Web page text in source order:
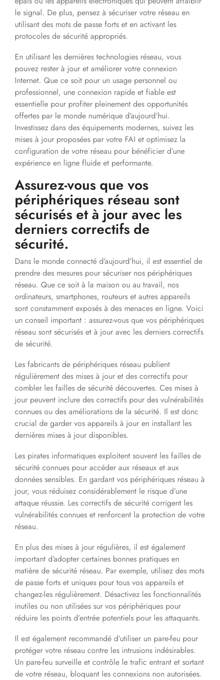
le signal. De plus, pensez à sécuriser votre réseau en
utilisant des mots de passe forts et en activant les
protocoles de sécurité appropriés.
En utilisant les dernières technologies réseau, vous
pouvez rester à jour et améliorer votre connexion
Internet. Que ce soit pour un usage personnel ou
professionnel, une connexion rapide et fiable est
essentielle pour profiter pleinement des opportunités
offertes par le monde numérique d’aujourd’hui.
Investissez dans des équipements modernes, suivez les
mises à jour proposées par votre FAI et optimisez la
configuration de votre réseau pour bénéficier d’une
expérience en ligne fluide et performante.
Assurez-vous que vos
périphériques réseau sont
sécurisés et à jour avec les
derniers correctifs de
sécurité.
Dans le monde connecté d’aujourd’hui, il est essentiel de
prendre des mesures pour sécuriser nos périphériques
réseau. Que ce soit à la maison ou au travail, nos
ordinateurs, smartphones, routeurs et autres appareils
sont constamment exposés à des menaces en ligne. Voici
un conseil important : assurez-vous que vos périphériques
réseau sont sécurisés et à jour avec les derniers correctifs
de sécurité.
Les fabricants de périphériques réseau publient
régulièrement des mises à jour et des correctifs pour
combler les failles de sécurité découvertes. Ces mises à
jour peuvent inclure des correctifs pour des vulnérabilités
connues ou des améliorations de la sécurité. Il est donc
crucial de garder vos appareils à jour en installant les
dernières mises à jour disponibles.
Les pirates informatiques exploitent souvent les failles de
sécurité connues pour accéder aux réseaux et aux
données sensibles. En gardant vos périphériques réseau à
jour, vous réduisez considérablement le risque d’une
attaque réussie. Les correctifs de sécurité corrigent les
vulnérabilités connues et renforcent la protection de votre
réseau.
En plus des mises à jour régulières, il est également
important d’adopter certaines bonnes pratiques en
matière de sécurité réseau. Par exemple, utilisez des mots
de passe forts et uniques pour tous vos appareils et
changez-les régulièrement. Désactivez les fonctionnalités
inutiles ou non utilisées sur vos périphériques pour
réduire les points d’entrée potentiels pour les attaquants.
Il est également recommandé d’utiliser un pare-feu pour
protéger votre réseau contre les intrusions indésirables.
Un pare-feu surveille et contrôle le trafic entrant et sortant
de votre réseau, bloquant les connexions non autorisées.